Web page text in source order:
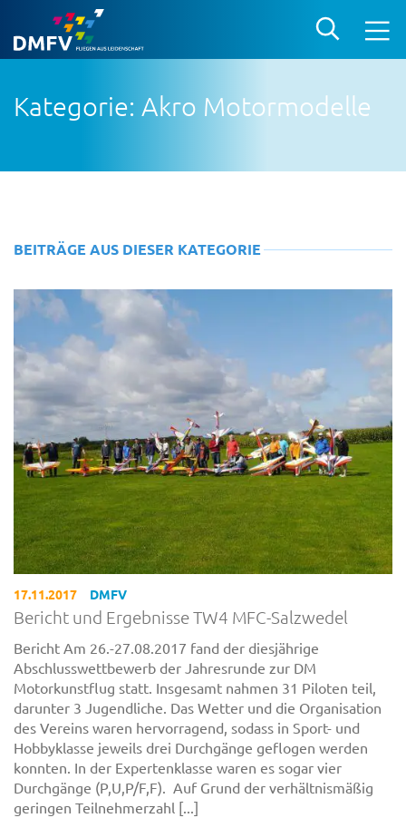
Kategorie: Akro Motormodelle
BEITRÄGE AUS DIESER KATEGORIE
17.11.2017 DMFV
Bericht und Ergebnisse TW4 MFC-Salzwedel
Bericht Am 26.-27.08.2017 fand der diesjährige
Abschlusswettbewerb der Jahresrunde zur DM
Motorkunstflug statt. Insgesamt nahmen 31 Piloten teil,
darunter 3 Jugendliche. Das Wetter und die Organisation
des Vereins waren hervorragend, sodass in Sport- und
Hobbyklasse jeweils drei Durchgänge geflogen werden
konnten. In der Expertenklasse waren es sogar vier
Durchgänge (P,U,P/F,F). Auf Grund der verhältnismäßig
geringen Teilnehmerzahl [...]